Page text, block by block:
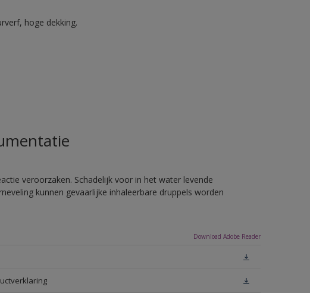
hoge dekking.
veroorzaken. Schadelijk voor in het water levende
kunnen gevaarlijke inhaleerbare druppels worden
Download Adobe Reader